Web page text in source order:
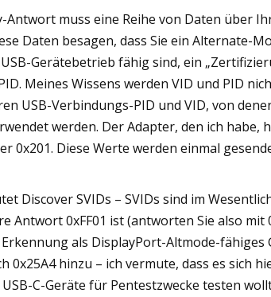
Antwort muss eine Reihe von Daten über
Daten besagen, dass Sie ein Alternate-
Gerätebetrieb fähig sind, ein
Meines Wissens werden VID und PID
USB-Verbindungs-PID und VID, von
werden. Der Adapter, den ich habe,
0x201. Diese Werte werden einmal
Discover SVIDs – SVIDs sind im
Antwort 0xFF01 ist (antworten Sie also mit
als DisplayPort-Altmode-
0x25A4 hinzu – ich vermute, dass es sich
C-Geräte für Pentestzwecke testen